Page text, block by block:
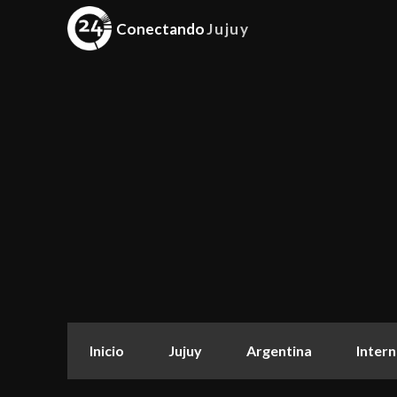
ConectandoJujuy
Inicio Jujuy Argentina